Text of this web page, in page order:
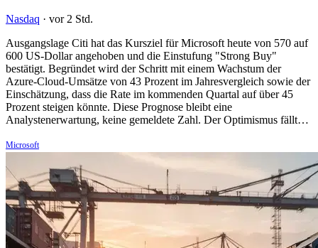
Nasdaq · vor 2 Std.
Ausgangslage Citi hat das Kursziel für Microsoft heute von 570 auf
600 US-Dollar angehoben und die Einstufung "Strong Buy"
bestätigt. Begründet wird der Schritt mit einem Wachstum der
Azure-Cloud-Umsätze von 43 Prozent im Jahresvergleich sowie der
Einschätzung, dass die Rate im kommenden Quartal auf über 45
Prozent steigen könnte. Diese Prognose bleibt eine
Analystenerwartung, keine gemeldete Zahl. Der Optimismus fällt…
Microsoft